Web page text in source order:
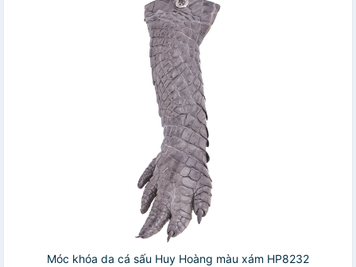
Móc khóa da cá sấu Huy Hoàng màu xám HP8232